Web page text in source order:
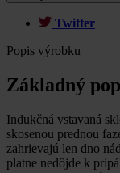
Twitter
Popis výrobku
Základný
Indukčná vstavaná
skosenou prednou
zahrievajú len dno
platne nedôjde k